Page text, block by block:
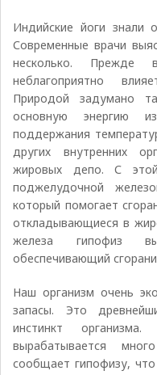
Индийские йоги знали
Современные врачи
несколько. Прежде
неблагоприятно
Природой задумано
основную энергию
поддержания
других внутренних
жировых депо. С
поджелудочной
который помогает
откладывающиеся в
железа гипофиз
обеспечивающий
Наш организм очень
запасы. Это
инстинкт
вырабатывается
сообщает гипофизу,